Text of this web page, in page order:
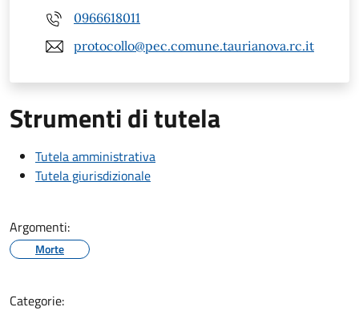
0966618011
protocollo@pec.comune.taurianova.rc.it
Strumenti di tutela
Tutela amministrativa
Tutela giurisdizionale
Argomenti:
Morte
Categorie: